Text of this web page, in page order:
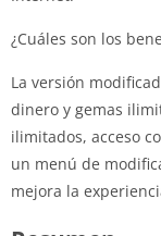
¿Cuáles son los
La versión
dinero y gemas
ilimitados, acceso
un menú de
mejora la